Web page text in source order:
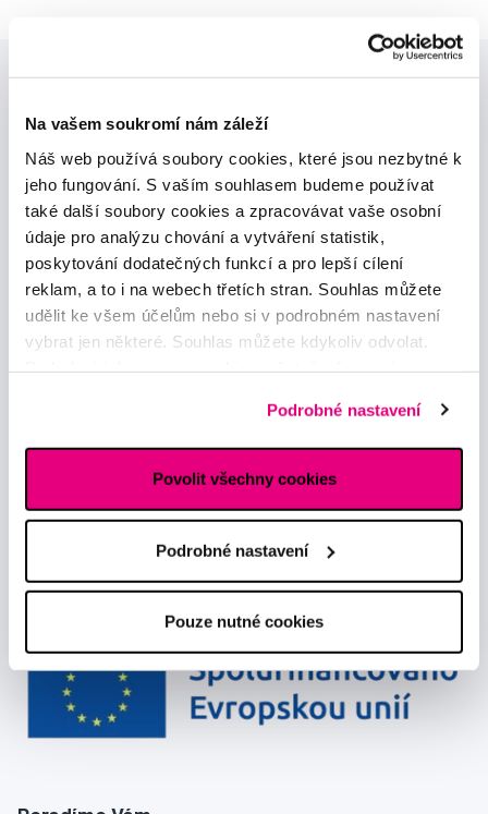
Na vašem soukromí nám záleží
Náš web používá soubory cookies, které jsou nezbytné k
jeho fungování. S vaším souhlasem budeme používat
také další soubory cookies a zpracovávat vaše osobní
údaje pro analýzu chování a vytváření statistik,
poskytování dodatečných funkcí a pro lepší cílení
reklam, a to i na webech třetích stran. Souhlas můžete
udělit ke všem účelům nebo si v podrobném nastavení
vybrat jen některé. Souhlas můžete kdykoliv odvolat.
Podrobné nastavení
Povolit všechny cookies
Podrobné nastavení
Pouze nutné cookies
Novinky a nabídky
Odebírat
Chci dostávat informace o novinkách a akčních nabídkách